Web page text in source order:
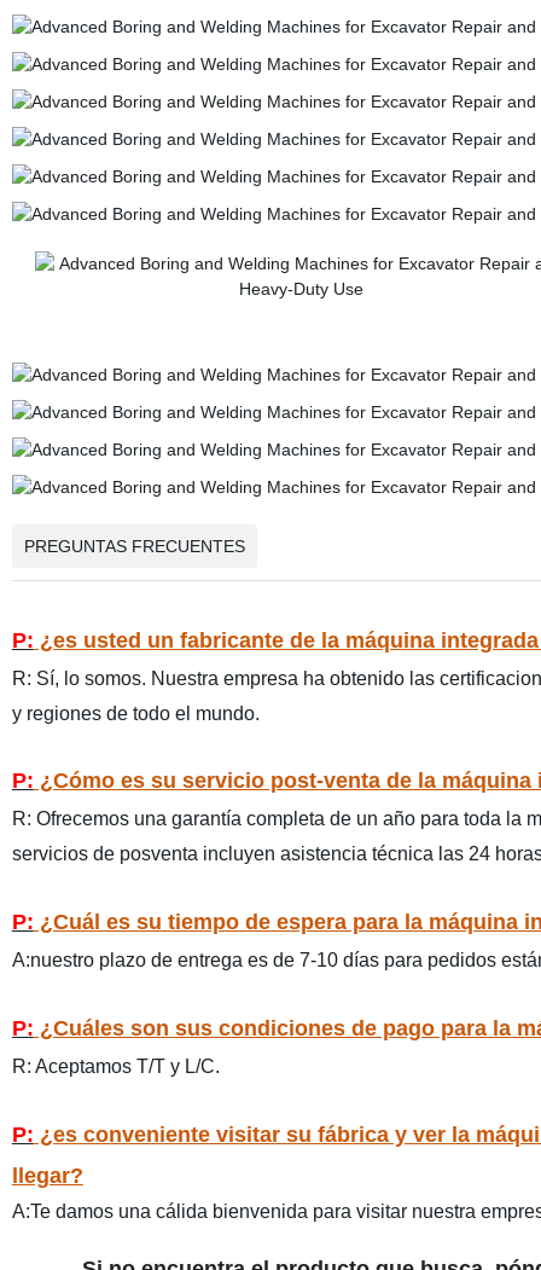
PREGUNTAS FRECUENTES
P: ¿es usted un fabricante de la máquina
R: Sí, lo somos. Nuestra empresa ha obtenido las
y regiones de todo el mundo.
P: ¿Cómo es su servicio post-venta de la
R: Ofrecemos una garantía completa de un año para toda la
servicios de posventa incluyen asistencia técnica las 24
P: ¿Cuál es su tiempo de espera para la máquina
A:nuestro plazo de entrega es de 7-10 días para pedidos
P: ¿Cuáles son sus condiciones de pago para la
R: Aceptamos T/T y L/C.
P: ¿es conveniente visitar su fábrica y ver la
llegar?
A:Te damos una cálida bienvenida para visitar nuestra